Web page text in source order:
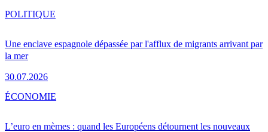
Une enclave espagnole dépassée par l'afflux de migrants arrivant par
la mer
30.07.2026
POLITIQUE
L’euro en mèmes : quand les Européens détournent les nouveaux
ÉCONOMIE